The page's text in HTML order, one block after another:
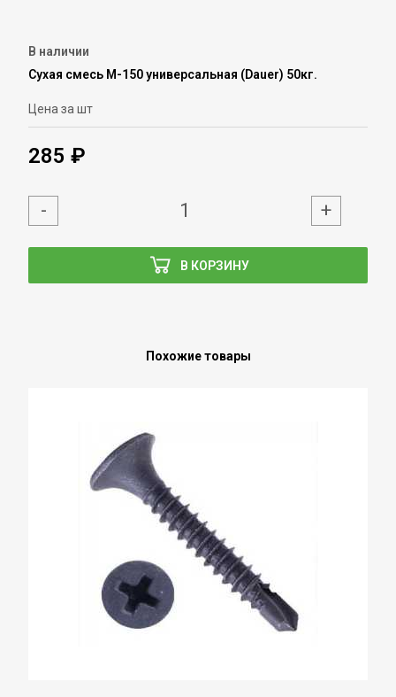
В наличии
Сухая смесь М-150 универсальная (Dauer) 50кг.
Цена за шт
285 ₽
В КОРЗИНУ
- +
Похожие товары